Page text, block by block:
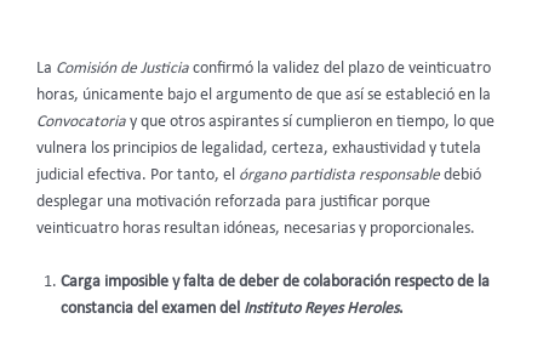
La Comisión de Justicia confirmó la validez del plazo de veinticuatro
horas, únicamente bajo el argumento de que así se estableció en la
Convocatoria y que otros aspirantes sí cumplieron en tiempo, lo que
vulnera los principios de legalidad, certeza, exhaustividad y tutela
judicial efectiva. Por tanto, el órgano partidista responsabledebió
desplegar una motivación reforzada para justificar porque
veinticuatro horas resultan idóneas, necesarias y proporcionales.
Carga imposible y falta de deber de colaboración respecto de la
constancia del examen del Instituto Reyes Heroles.